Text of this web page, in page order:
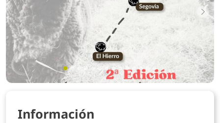
Anterior
Información